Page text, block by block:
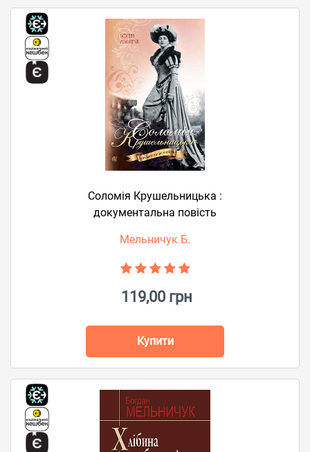
Соломія Крушельницька :
документальна повість
Мельничук Б.
119,00 грн
Купити